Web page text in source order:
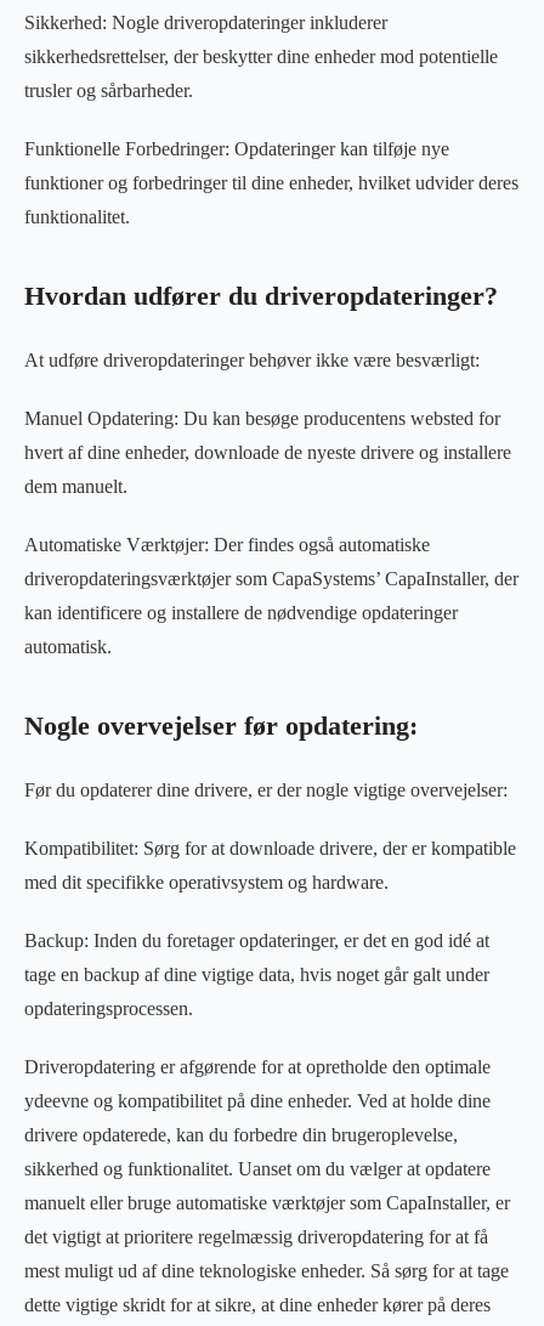
Sikkerhed: Nogle driveropdateringer inkluderer
sikkerhedsrettelser, der beskytter dine enheder mod potentielle
trusler og sårbarheder.
Funktionelle Forbedringer: Opdateringer kan tilføje nye
funktioner og forbedringer til dine enheder, hvilket udvider deres
funktionalitet.
Hvordan udfører du driveropdateringer?
At udføre driveropdateringer behøver ikke være besværligt:
Manuel Opdatering: Du kan besøge producentens websted for
hvert af dine enheder, downloade de nyeste drivere og installere
dem manuelt.
Automatiske Værktøjer: Der findes også automatiske
driveropdateringsværktøjer som CapaSystems’ CapaInstaller, der
kan identificere og installere de nødvendige opdateringer
automatisk.
Nogle overvejelser før opdatering:
Før du opdaterer dine drivere, er der nogle vigtige overvejelser:
Kompatibilitet: Sørg for at downloade drivere, der er kompatible
med dit specifikke operativsystem og hardware.
Backup: Inden du foretager opdateringer, er det en god idé at
tage en backup af dine vigtige data, hvis noget går galt under
opdateringsprocessen.
Driveropdatering er afgørende for at opretholde den optimale
ydeevne og kompatibilitet på dine enheder. Ved at holde dine
drivere opdaterede, kan du forbedre din brugeroplevelse,
sikkerhed og funktionalitet. Uanset om du vælger at opdatere
manuelt eller bruge automatiske værktøjer som CapaInstaller, er
det vigtigt at prioritere regelmæssig driveropdatering for at få
mest muligt ud af dine teknologiske enheder. Så sørg for at tage
dette vigtige skridt for at sikre, at dine enheder kører på deres